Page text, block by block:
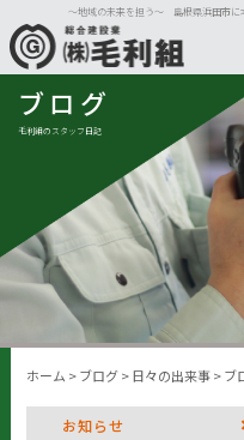
〜地域の未来を担う〜 島根県浜田市に
ブログ
毛利組のスタッフ日記
ホーム >ブログ>日々の出来事>ブ
お知らせ